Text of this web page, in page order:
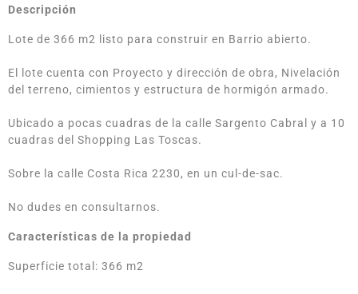
Descripción
Lote de 366 m2 listo para construir en Barrio abierto.
El lote cuenta con Proyecto y dirección de obra, Nivelación
del terreno, cimientos y estructura de hormigón armado.
Ubicado a pocas cuadras de la calle Sargento Cabral y a 10
cuadras del Shopping Las Toscas.
Sobre la calle Costa Rica 2230, en un cul-de-sac.
No dudes en consultarnos.
Características de la propiedad
Superficie total: 366 m2